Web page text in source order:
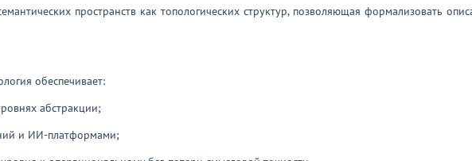
пространств как топологических структур, позволяющая формализовать
обеспечивает:
абстракции;
и ИИ-платформами;